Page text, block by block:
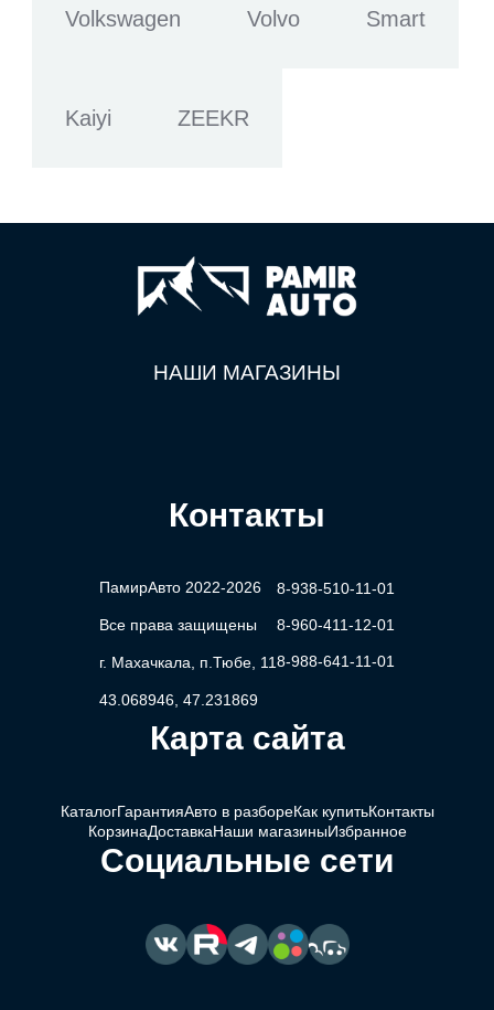
Volkswagen Volvo Smart
Kaiyi ZEEKR
НАШИ МАГАЗИНЫ
Контакты
ПамирАвто 2022-2026
Все права защищены
г. Махачкала, п.Тюбе, 11
43.068946, 47.231869
8-938-510-11-01
8-960-411-12-01
8-988-641-11-01
Карта сайта
КаталогГарантияАвто в разбореКак купитьКонтакты
КорзинаДоставкаНаши магазиныИзбранное
Социальные сети